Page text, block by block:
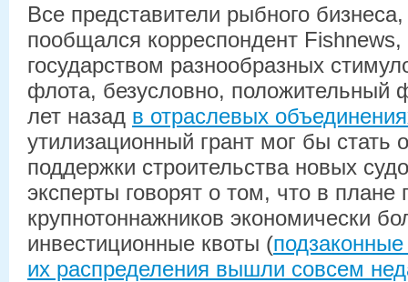
Все представители рыбного
пообщался корреспондент Fishnews,
государством разнообразных
флота, безусловно, положительный
лет назад в отраслевых
утилизационный грант мог бы стать
поддержки строительства новых
эксперты говорят о том, что в плане
крупнотоннажников экономически
инвестиционные квоты (
их распределения вышли совсем